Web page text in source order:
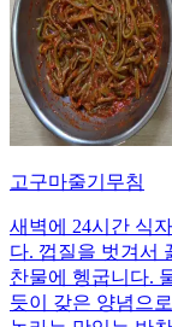
고구마줄기무침
새벽에 24시간 식
다. 껍질을 벗겨서
찬물에 헹굽니다.
듯이 갖은 양념으